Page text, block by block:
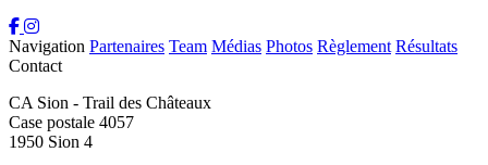
Navigation Partenaires Team Médias Photos Règlement Résultats
Contact
CA Sion - Trail des Châteaux
Case postale 4057
1950 Sion 4